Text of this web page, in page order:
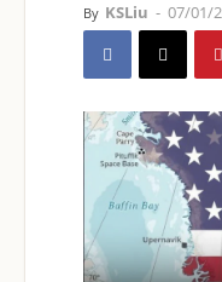
By KSLiu - 07/01/